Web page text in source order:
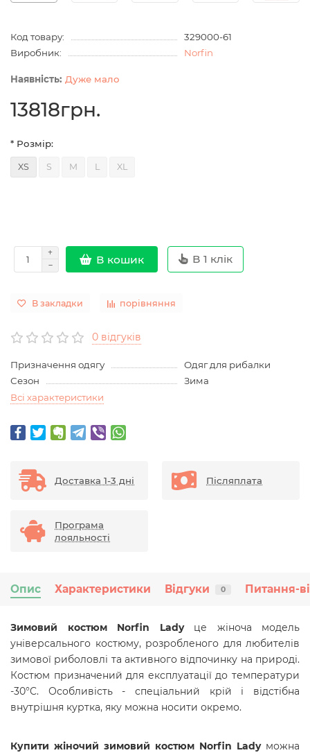
Код товару:
329000-61
Виробник:
Norfin
Дуже мало
13818грн.
* Розмір:
XS S M L XL
В кошик В 1 клік
В закладки порівняння
0 відгуків
Призначення одягу
Одяг для рибалки
Сезон
Зима
Всі характеристики
Доставка 1-3 дні Післяплата
Програма
лояльності
Опис Характеристики Відгуки 0 Питання-
Зимовий костюм Norfin Ladyце жіноча модель
універсального костюму, розробленого для любителів
зимової риболовлі та активного відпочинку на природі.
Костюм призначений для експлуатації до температури
-30°C. Особливість - спеціальний крій і відстібна
внутрішня куртка, яку можна носити окремо.
Купити жіночий зимовий костюм Norfin Lady можна